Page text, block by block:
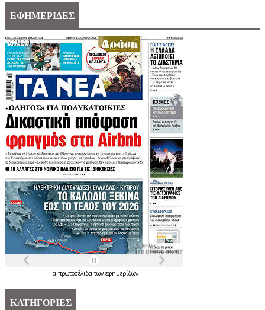
ΕΦΗΜΕΡΙΔΕΣ
Τα πρωτοσέλιδατων εφημερίδων
ΚΑΤΗΓΟΡΙΕΣ